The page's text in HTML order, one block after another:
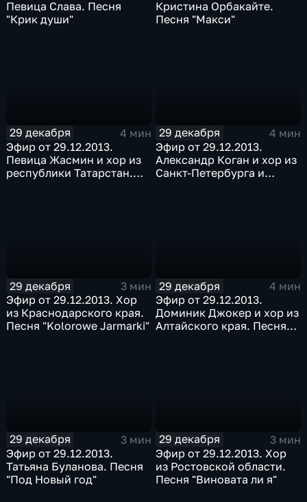
Певица Слава. Песня
"Крик души"
Кристина Орбакайте.
Песня "Макси"
29 декабря
4 мин
Эфир от 29.12.2013.
Певица Жасмин и хор из
республики Татарстан.
29 декабря
4 мин
Эфир от 29.12.2013.
Александр Коган и хор из
Санкт-Петербурга и
29 декабря
3 мин
Эфир от 29.12.2013. Хор
из Краснодарского края.
Песня "Kolorowe Jarmarki"
29 декабря
4 мин
Эфир от 29.12.2013.
Доминик Джокер и хор из
Алтайского края. Песня
29 декабря
3 мин
Эфир от 29.12.2013.
Татьяна Буланова. Песня
"Под Новый год"
29 декабря
3 мин
Эфир от 29.12.2013. Хор
из Ростовской области.
Песня "Виновата ли я"